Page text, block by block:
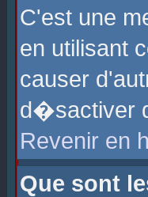
C'est une
en utilisant
causer
d�sactiver
Revenir en
Que sont